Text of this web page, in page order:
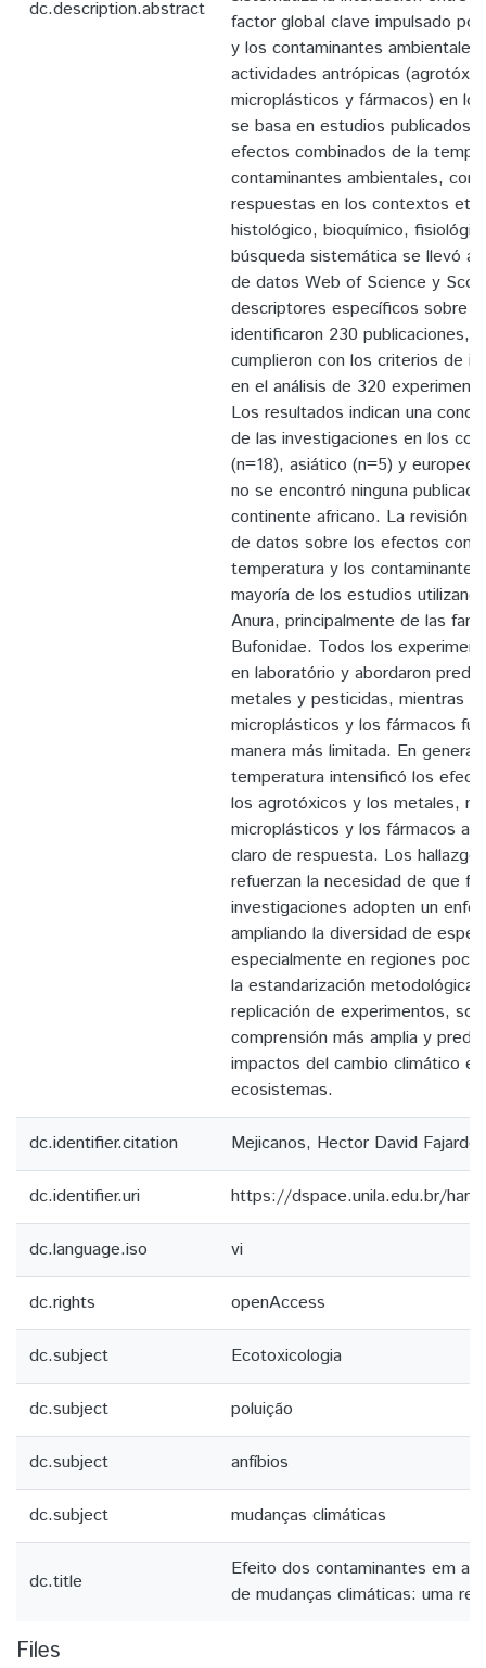
dc.description.abstract
factor global clave impulsado
y los contaminantes
actividades antrópicas
microplásticos y fármacos) en
se basa en estudios publicados
efectos combinados de la
contaminantes ambientales,
respuestas en los contextos
histológico, bioquímico,
búsqueda sistemática se llevó a
de datos Web of Science y
descriptores específicos sobre
identificaron 230 publicaciones,
cumplieron con los criterios de
en el análisis de 320
Los resultados indican una
de las investigaciones en los
(n=18), asiático (n=5) y europeo
no se encontró ninguna
continente africano. La revisión
de datos sobre los efectos
temperatura y los
mayoría de los estudios
Anura, principalmente de las
Bufonidae. Todos los
en laboratório y abordaron
metales y pesticidas, mientras
microplásticos y los fármacos
manera más limitada. En
temperatura intensificó los
los agrotóxicos y los metales,
microplásticos y los fármacos
claro de respuesta. Los
refuerzan la necesidad de que
investigaciones adopten un
ampliando la diversidad de
especialmente en regiones
la estandarización metodológica,
replicación de experimentos,
comprensión más amplia y
impactos del cambio climático
ecosistemas.
dc.identifier.citation Mejicanos, Hector David Fajardo
dc.identifier.uri https://dspace.unila.edu.br/
dc.language.iso vi
dc.rights openAccess
dc.subject Ecotoxicologia
dc.subject poluição
dc.subject anfíbios
dc.subject mudanças climáticas
dc.title
Efeito dos contaminantes em
de mudanças climáticas: uma
Files